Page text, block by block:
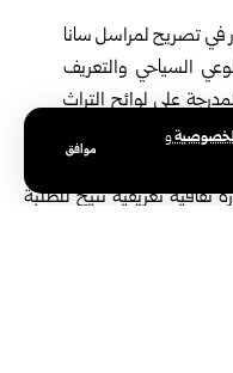
و
موافق
في تصريح لمراسل سانا
السياحي والتعريف
على لوائح التراث
جلجامش، الدكتور عماد
تعريفية تتيح للطلبة